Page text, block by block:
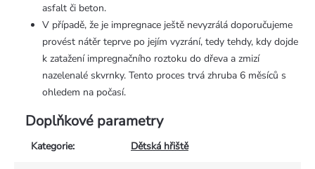
asfalt či beton.
V případě, že je impregnace ještě nevyzrálá doporučujeme
provést nátěr teprve po jejím vyzrání, tedy tehdy, kdy dojde
k zatažení impregnačního roztoku do dřeva a zmizí
nazelenalé skvrnky. Tento proces trvá zhruba 6 měsíců s
ohledem na počasí.
Doplňkové parametry
Kategorie: Dětská hřiště